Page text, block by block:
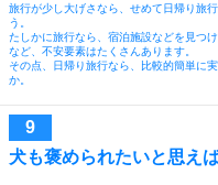
旅行が少し大げさなら、せめて日帰り旅
う。
たしかに旅行なら、宿泊施設などを見つ
など、不安要素はたくさんあります。
その点、日帰り旅行なら、比較的簡単に
か。
犬も褒められたいと思え